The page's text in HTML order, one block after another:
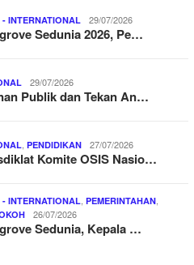
INTERNATIONAL 29/07/2026
Sedunia 2026, Pe…
29/07/2026
Publik dan Tekan An…
PENDIDIKAN 27/07/2026
Komite OSIS Nasio…
INTERNATIONAL PEMERINTAHAN
26/07/2026
Sedunia, Kepala …